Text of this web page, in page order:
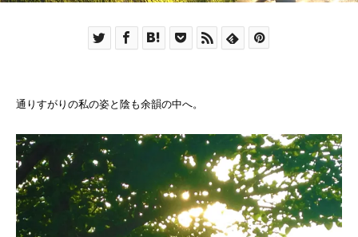
通りすがりの私の姿と陰も余韻の中へ。